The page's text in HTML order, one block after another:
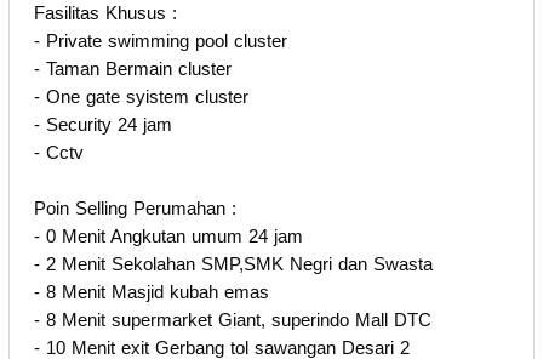
Fasilitas Khusus :
- Private swimming pool cluster
- Taman Bermain cluster
- One gate syistem cluster
- Security 24 jam
- Cctv
Poin Selling Perumahan :
- 0 Menit Angkutan umum 24 jam
- 2 Menit Sekolahan SMP,SMK Negri dan Swasta
- 8 Menit Masjid kubah emas
- 8 Menit supermarket Giant, superindo Mall DTC
- 10 Menit exit Gerbang tol sawangan Desari 2